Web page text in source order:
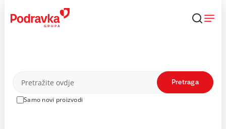
content
Proizvodi
Samo novi proizvodi
Pretraga